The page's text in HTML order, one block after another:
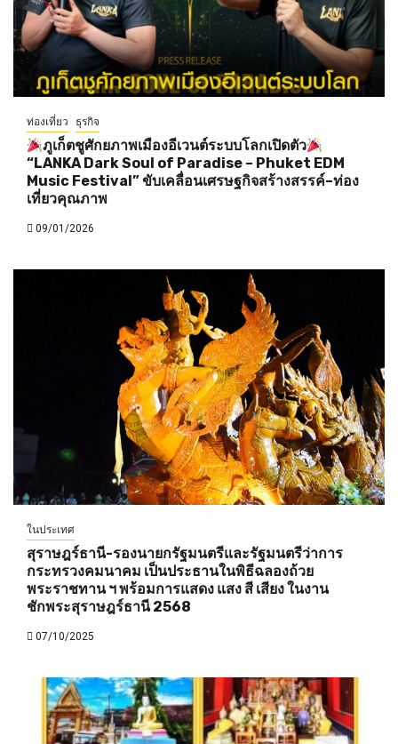
ท่องเที่ยว ธุรกิจ
ภูเก็ตชูศักยภาพเมืองอีเวนต์ระบบโลกเปิดตัว
“LANKA Dark Soul of Paradise – Phuket EDM
Music Festival” ขับเคลื่อนเศรษฐกิจสร้างสรรค์–ท่อง
เที่ยวคุณภาพ
09/01/2026
ในประเทศ
สุราษฎร์ธานี-รองนายกรัฐมนตรีและรัฐมนตรีว่าการ
กระทรวงคมนาคม เป็นประธานในพิธีฉลองถ้วย
พระราชทาน ฯ พร้อมการแสดง แสง สี เสียง ในงาน
ชักพระสุราษฎร์ธานี 2568
07/10/2025